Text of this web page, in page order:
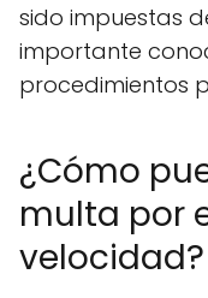
sido impuestas
importante
procedimientos
¿Cómo
multa por
velocidad?